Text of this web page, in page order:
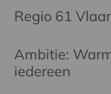
Regio 61
Ambitie:
iedereen